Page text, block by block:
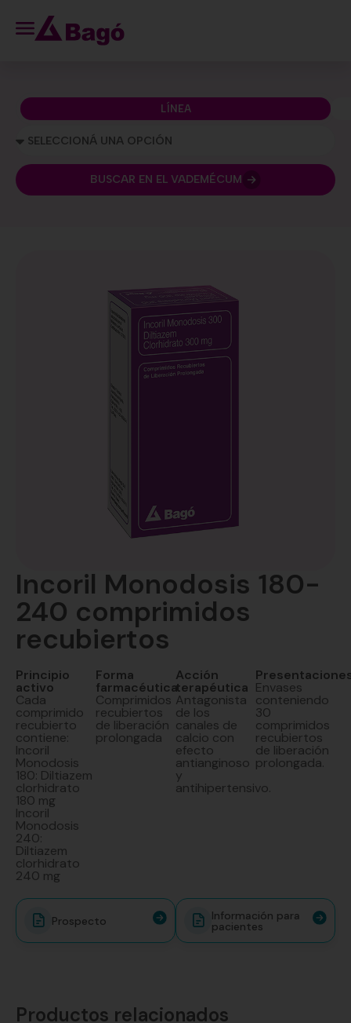
LÍNEA
BUSCAR EN EL VADEMÉCUM
Incoril Monodosis 180-
240 comprimidos
recubiertos
Principio
activo
Cada
comprimido
recubierto
contiene:
Incoril
Monodosis
180: Diltiazem
clorhidrato
180 mg
Incoril
Monodosis
240:
Diltiazem
clorhidrato
240 mg
Forma
farmacéutica
Comprimidos
recubiertos
de liberación
prolongada
Acción
terapéutica
Antagonista
de los
canales de
calcio con
efecto
antianginoso
y
antihipertensivo.
Envases
conteniendo
30
comprimidos
recubiertos
de liberación
prolongada.
Prospecto Información para
pacientes
Productos relacionados